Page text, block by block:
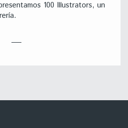
100 Illustrators, un